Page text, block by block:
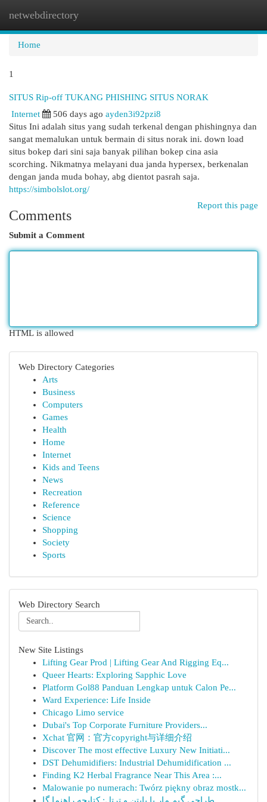
netwebdirectory
Home
1
SITUS Rip-off TUKANG PHISHING SITUS NORAK
Internet
506 days ago ayden3i92pzi8
Situs Ini adalah situs yang sudah terkenal dengan phishingnya dan
sangat memalukan untuk bermain di situs norak ini. down load
situs bokep dari sini saja banyak pilihan bokep cina asia
scorching. Nikmatnya melayani dua janda hypersex, berkenalan
dengan janda muda bohay, abg dientot pasrah saja.
https://simbolslot.org/
Report this page
Comments
Submit a Comment
HTML is allowed
Web Directory Categories
Arts
Business
Computers
Games
Health
Home
Internet
Kids and Teens
News
Recreation
Reference
Science
Shopping
Society
Sports
Web Directory Search
New Site Listings
Lifting Gear Prod | Lifting Gear And Rigging Eq...
Queer Hearts: Exploring Sapphic Love
Platform Gol88 Panduan Lengkap untuk Calon Pe...
Ward Experience: Life Inside
Chicago Limo service
Dubai's Top Corporate Furniture Providers...
Xchat 官网：官方copyright与详细介绍
Discover The most effective Luxury New Initiati...
DST Dehumidifiers: Industrial Dehumidification ...
Finding K2 Herbal Fragrance Near This Area :...
Malowanie po numerach: Twórz piękny obraz mostk...